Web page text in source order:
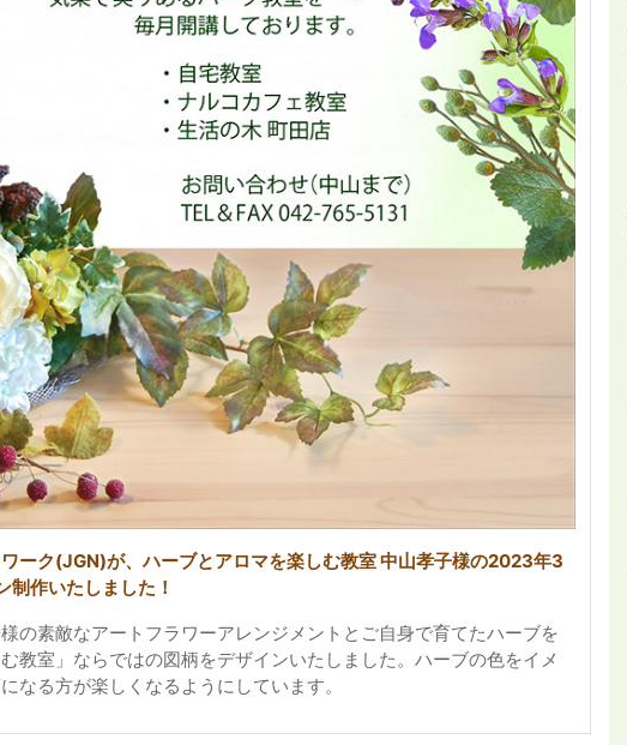
ーク(JGN)が、ハーブとアロマを楽しむ教室 中山孝子様の2023年3
制作いたしました！
の素敵なアートフラワーアレンジメントとご自身で育てたハーブを
教室」ならではの図柄をデザインいたしました。ハーブの色をイメ
なる方が楽しくなるようにしています。